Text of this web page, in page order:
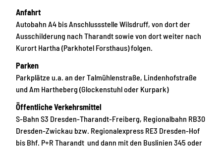
Anfahrt
Autobahn A4 bis Anschlussstelle Wilsdruff, von dort der
Ausschilderung nach Tharandt sowie von dort weiter nach
Kurort Hartha (Parkhotel Forsthaus) folgen.
Parken
Parkplätze u.a. an der Talmühlenstraße, Lindenhofstraße
und Am Hartheberg (Glockenstuhl oder Kurpark)
Öffentliche Verkehrsmittel
S-Bahn S3 Dresden-Tharandt-Freiberg, Regionalbahn RB30
Dresden-Zwickau bzw. Regionalexpress RE3 Dresden-Hof
bis Bhf. P+R Tharandt und dann mit den Buslinien 345 oder